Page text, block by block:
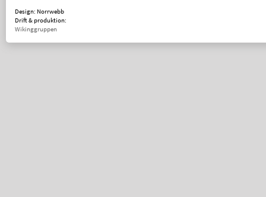
Design: Norrwebb
Drift & produktion:
Wikinggruppen